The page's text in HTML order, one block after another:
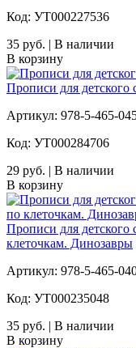
Код: УТ000227536
35 руб. | В наличии
В корзину
Прописи для детского
Артикул: 978-5-465-
Код: УТ000284706
29 руб. | В наличии
В корзину
Прописи для детского
клеточкам. Динозавры
Артикул: 978-5-465-
Код: УТ000235048
35 руб. | В наличии
В корзину